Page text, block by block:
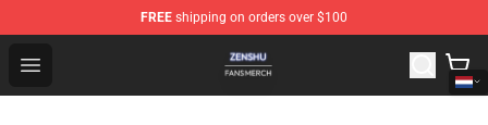
FREE shipping on orders over $100
Open menu
Zenshu Shop - Official Zenshu Merchandise Store